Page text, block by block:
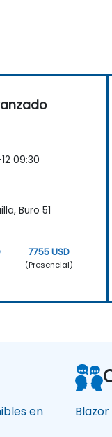
09:30
Buro 51
7755 USD
(Presencial)
en